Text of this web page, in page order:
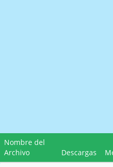
Nombre del
Archivo
Descargas